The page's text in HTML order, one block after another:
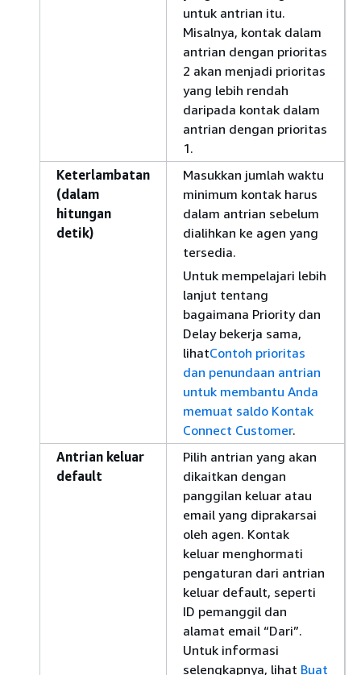
untuk antrian itu.
Misalnya, kontak dalam
antrian dengan prioritas
2 akan menjadi prioritas
yang lebih rendah
daripada kontak dalam
antrian dengan prioritas
1.
Keterlambatan
(dalam
hitungan
detik)
Masukkan jumlah waktu
minimum kontak harus
dalam antrian sebelum
dialihkan ke agen yang
tersedia.
Untuk mempelajari lebih
lanjut tentang
bagaimana Priority dan
Delay bekerja sama,
lihatContoh prioritas
dan penundaan antrian
untuk membantu Anda
memuat saldo Kontak
Connect Customer.
Antrian keluar
default
Pilih antrian yang akan
dikaitkan dengan
panggilan keluar atau
email yang diprakarsai
oleh agen. Kontak
keluar menghormati
pengaturan dari antrian
keluar default, seperti
ID pemanggil dan
alamat email “Dari”.
Untuk informasi
selengkapnya, lihat Buat